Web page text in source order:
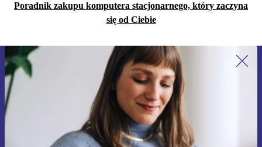
Poradnik zakupu komputera stacjonarnego, który zaczyna
się od Ciebie
Zapisz się na nasz newsletter!
Nie przegap żadnej oferty.